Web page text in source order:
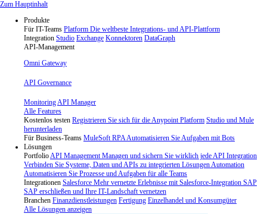
Skip
content
Zum Hauptinhalt
Produkte
Für IT-Teams Platform Die weltbeste Integrations- und API-Plattform
Integration Studio Exchange Konnektoren DataGraph
API-Management
Omni Gateway
API Governance
MonitoringAPI Manager
Alle Features
Kostenlos testen Registrieren Sie sich für die Anypoint Platform Studio und Mule
herunterladen
Für Business-Teams MuleSoft RPAAutomatisieren Sie Aufgaben mit Bots
Lösungen
PortfolioAPI Management Managen und sichern Sie wirklich jede API Integration
Verbinden Sie Systeme, Daten und APIs zu integrierten LösungenAutomation
Automatisieren Sie Prozesse und Aufgaben für alle Teams
Integrationen Salesforce Mehr vernetzte Erlebnisse mit Salesforce-Integration SAP
SAP erschließen und Ihre IT-Landschaft vernetzen
Branchen Finanzdienstleistungen Fertigung Einzelhandel und Konsumgüter
Alle Lösungen anzeigen